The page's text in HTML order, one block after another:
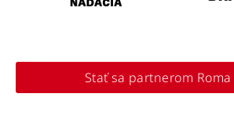
Stať sa partnerom